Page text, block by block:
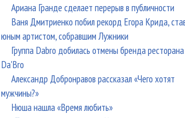
Ариана Гранде сделает перерыв в публичности
Ваня Дмитриенко побил рекорд Егора Крида,
юным артистом, собравшим Лужники
Группа Dabro добилась отмены бренда ресторана
Da'Bro
Александр Добронравов рассказал «Чего хотят
мужчины?»
Нюша нашла «Время любить»